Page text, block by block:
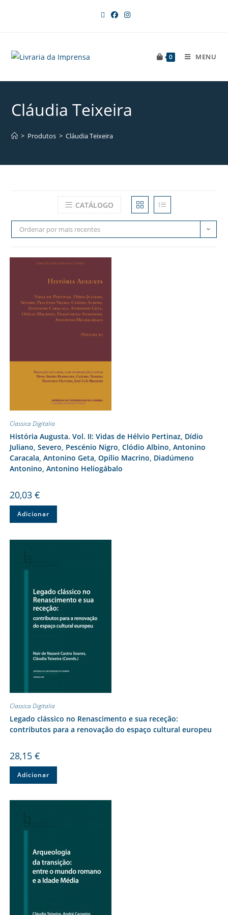
0 MENU
Cláudia Teixeira
> Produtos > Cláudia Teixeira
CATÁLOGO
Ordenar por mais recentes
Classica Digitalia
História Augusta. Vol. II: Vidas de Hélvio Pertinaz, Dídio
Juliano, Severo, Pescénio Nigro, Clódio Albino, Antonino
Caracala, Antonino Geta, Opílio Macrino, Diadúmeno
Antonino, Antonino Heliogábalo
20,03 €
Adicionar
Classica Digitalia
Legado clássico no Renascimento e sua receção:
contributos para a renovação do espaço cultural europeu
28,15 €
Adicionar